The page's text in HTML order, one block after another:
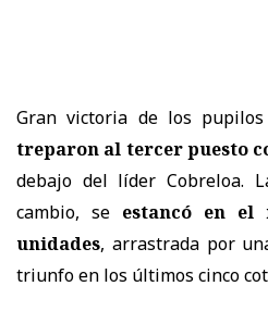
Gran victoria de los
treparon al tercer puesto
debajo del líder Cobreloa.
cambio, se estancó en el
unidades, arrastrada por
triunfo en los últimos cinco